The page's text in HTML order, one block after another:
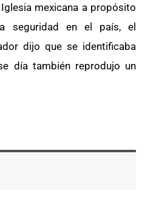
mexicana a propósito
seguridad en el país, el
dijo que se identificaba
día también reprodujo un